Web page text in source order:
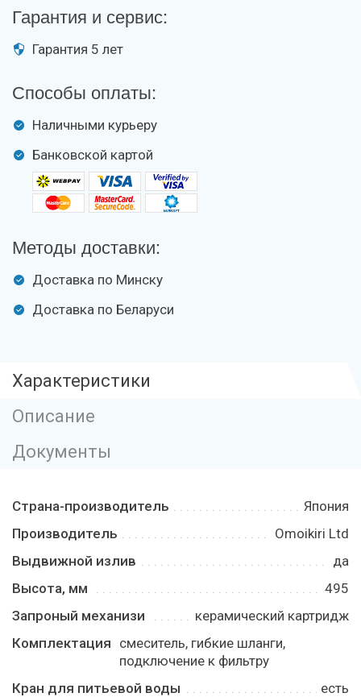
Гарантия и сервис:
Гарантия 5 лет
Способы оплаты:
Наличными курьеру
Банковской картой
Методы доставки:
Доставка по Минску
Доставка по Беларуси
Характеристики
Описание
Документы
Страна-производитель
Япония
Производитель
Omoikiri Ltd
Выдвижной излив
да
Высота, мм
495
Запроный механизи
керамический картридж
Комплектация смеситель, гибкие шланги,
подключение к фильтру
Кран для питьевой воды
есть